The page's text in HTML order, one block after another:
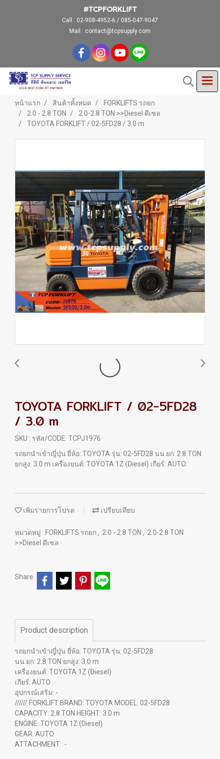
#TCPFORKLIFT
Call : 02-908-4952-6 / 085-047-9047
Mail : contact@tcpsupply.com
หน้าแรก สินค้าทั้งหมด
FORKLIFTS รถยก
2.0 - 2.8 TON
2.0-2.8 TON >>Diesel ดีเซล
TOYOTA FORKLIFT / 02-5FD28 / 3.0 m
TOYOTA FORKLIFT / 02-5FD28
/ 3.0 m
SKU : รหัส/CODE: TCPJ1976
รถยกนำเข้าญี่ปุ่น ยี่ห้อ: TOYOTA รุ่น: 02-5FD28 นน.ยก: 2.8 TON
ยกสูง: 3.0 m เครื่องยนต์: TOYOTA 1Z (Diesel) เกียร์: AUTO
เพิ่มรายการโปรด เปรียบเทียบ
หมวดหมู่ : FORKLIFTS รถยก, 2.0 - 2.8 TON , 2.0-2.8 TON
>>Diesel ดีเซล
Share
Product description
รถยกนำเข้าญี่ปุ่น ยี่ห้อ: TOYOTA รุ่น: 02-5FD28
นน.ยก: 2.8 TON ยกสูง: 3.0 m
เครื่องยนต์: TOYOTA 1Z (Diesel)
เกียร์: AUTO
อุปกรณ์เสริม: -
////// FORKLIFT BRAND: TOYOTA MODEL: 02-5FD28
CAPACITY: 2.8 TON HEIGHT: 3.0 m
ENGINE: TOYOTA 1Z (Diesel)
GEAR: AUTO
ATTACHMENT : -